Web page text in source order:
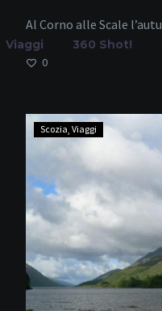
Viaggi 360 Shot!
Home
Al Corno alle Scale
0
Scozia Viaggi